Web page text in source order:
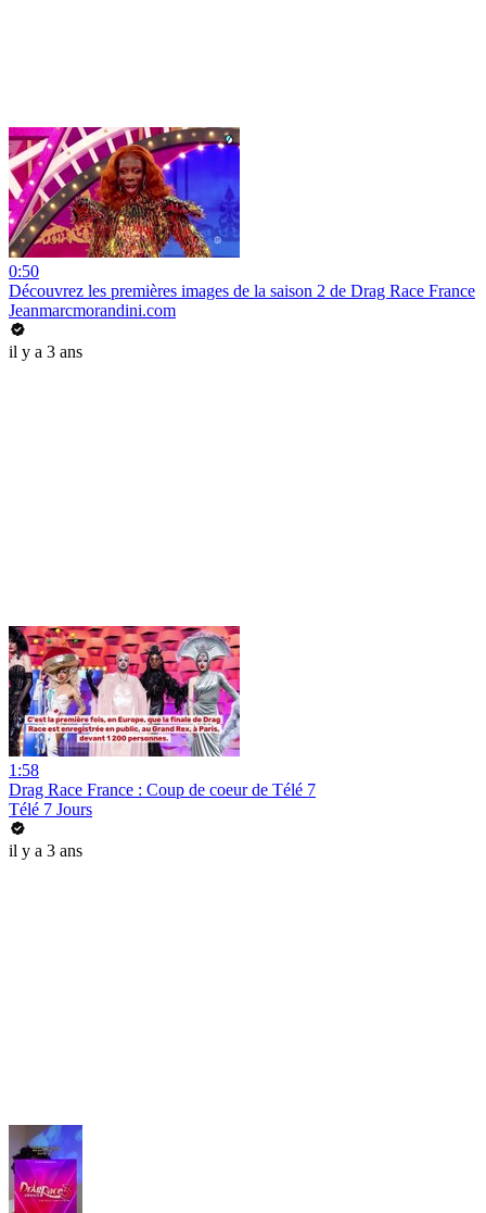
0:50
Découvrez les premières images de la saison 2 de Drag Race France
Jeanmarcmorandini.com
il y a 3 ans
1:58
Drag Race France : Coup de coeur de Télé 7
Télé 7 Jours
il y a 3 ans